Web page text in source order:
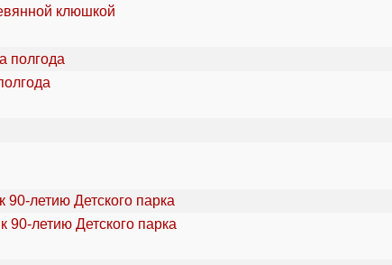
клюшкой
90-летию Детского парка